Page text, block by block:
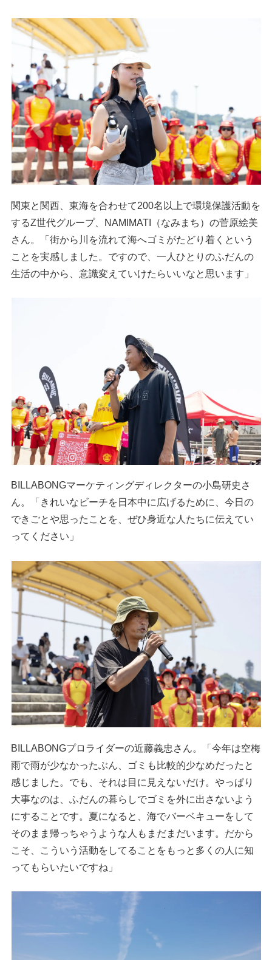
関東と関西、東海を合わせて200名以上で環境保護活動を
するZ世代グループ、NAMIMATI（なみまち）の菅原絵美
さん。「街から川を流れて海へゴミがたどり着くという
ことを実感しました。ですので、一人ひとりのふだんの
生活の中から、意識変えていけたらいいなと思います」
BILLABONGマーケティングディレクターの小島研史さ
ん。「きれいなビーチを日本中に広げるために、今日の
できごとや思ったことを、ぜひ身近な人たちに伝えてい
ってください」
BILLABONGプロライダーの近藤義忠さん。「今年は空梅
雨で雨が少なかったぶん、ゴミも比較的少なめだったと
感じました。でも、それは目に見えないだけ。やっぱり
大事なのは、ふだんの暮らしでゴミを外に出さないよう
にすることです。夏になると、海でバーベキューをして
そのまま帰っちゃうような人もまだまだいます。だから
こそ、こういう活動をしてることをもっと多くの人に知
ってもらいたいですね」